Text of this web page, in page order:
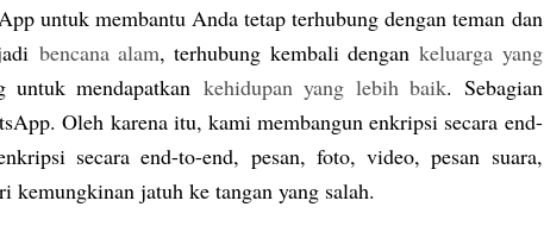
untuk membantu Anda tetap terhubung dengan teman dan
bencana alam, terhubung kembali dengankeluarga yang
mendapatkan kehidupan yang lebih baik. Sebagian
Oleh karena itu, kami membangun enkripsi secara end-
secara end-to-end, pesan, foto, video, pesan suara,
jatuh ke tangan yang salah.